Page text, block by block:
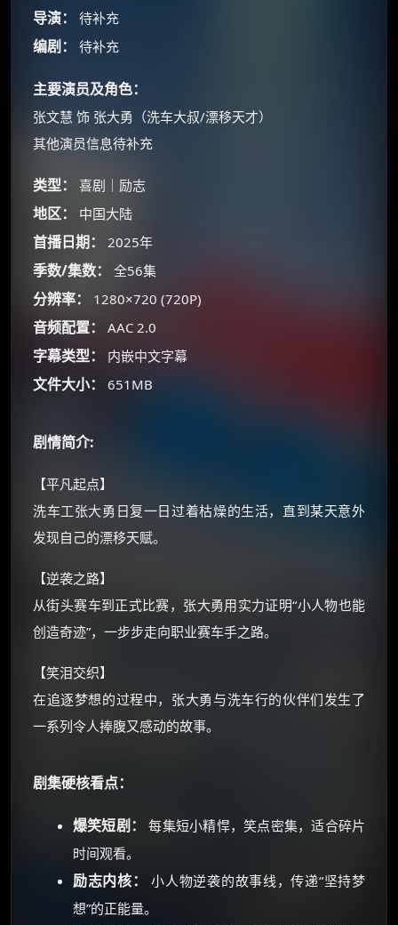
导演： 待补充
编剧： 待补充
主要演员及角色：
张文慧 饰 张大勇（洗车大叔/漂移天才）
其他演员信息待补充
类型： 喜剧｜励志
地区： 中国大陆
首播日期： 2025年
季数/集数： 全56集
分辨率： 1280×720 (720P)
音频配置： AAC 2.0
字幕类型： 内嵌中文字幕
文件大小： 651MB
剧情简介:
【平凡起点】
洗车工张大勇日复一日过着枯燥的生活，直到某天意外
发现自己的漂移天赋。
【逆袭之路】
从街头赛车到正式比赛，张大勇用实力证明“小人物也能
创造奇迹”，一步步走向职业赛车手之路。
【笑泪交织】
在追逐梦想的过程中，张大勇与洗车行的伙伴们发生了
一系列令人捧腹又感动的故事。
剧集硬核看点：
爆笑短剧：
每集短小精悍，笑点密集，适合碎片
时间观看。
励志内核：
小人物逆袭的故事线，传递“坚持梦
想”的正能量。
🧧 福利领取站
☕
优惠券、活动红包，每日可领。